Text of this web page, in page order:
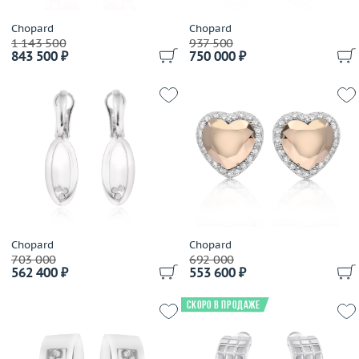
H.Stern
Imma
Imma S.R.L
JIC
Jovane
Judith Ripka
Julia Lifits
Kayaly
Korloff
Leo Pizzo
Loree Rodkin
Lykov`s Jewellery
Magerit
Chopard
1 143 500
843 500 ₽
Chopard
937 500
750 000 ₽
Chopard
703 000
562 400 ₽
Chopard
692 000
553 600 ₽
Скоро в продаже